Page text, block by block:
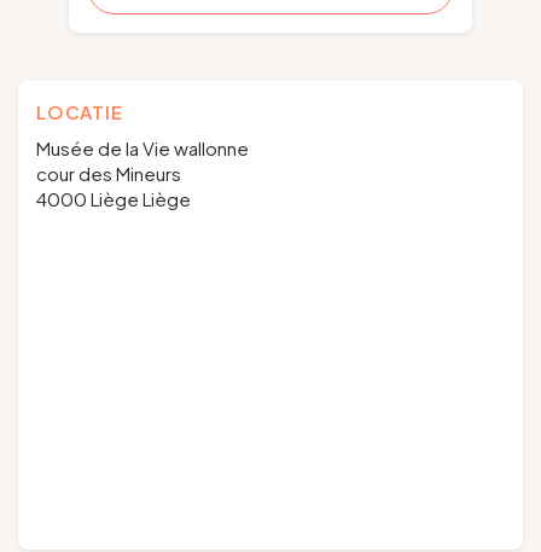
LOCATIE
Musée de la Vie wallonne
cour des Mineurs
4000 Liège Liège